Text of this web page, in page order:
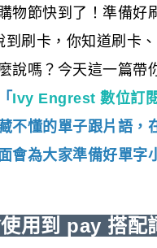
物節快到了！準備好
到刷卡，你知道刷卡
說嗎？今天這一篇帶
Ivy Engrest 數位訂
不懂的單子跟片語，
會為大家準備好單字
用到 pay 搭配